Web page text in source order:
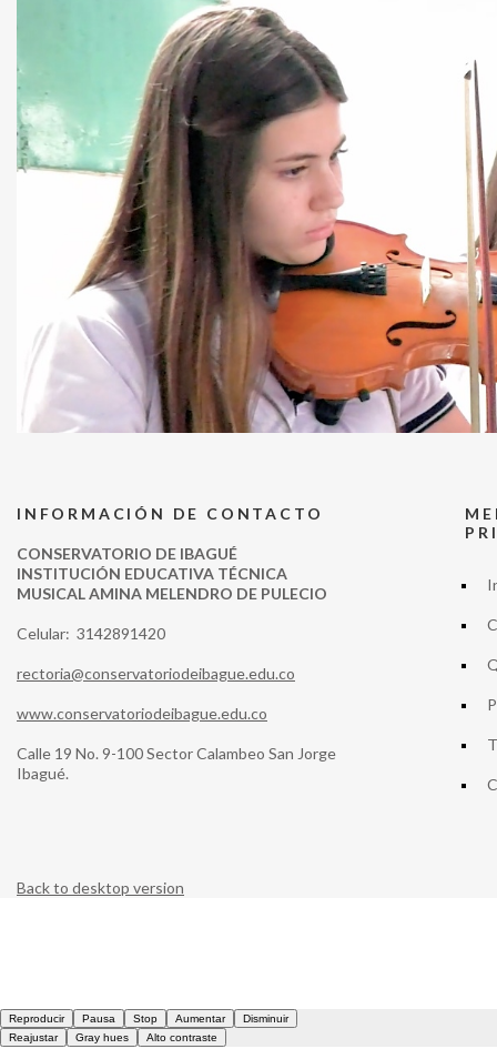
INFORMACIÓN DE CONTACTO
CONSERVATORIO DE IBAGUÉ
INSTITUCIÓN EDUCATIVA TÉCNICA
MUSICAL AMINA MELENDRO DE PULECIO
Celular: 3142891420
rectoria@conservatoriodeibague.edu.co
www.conservatoriodeibague.edu.co
Calle 19 No. 9-100 Sector Calambeo San Jorge
Ibagué.
Back to desktop version